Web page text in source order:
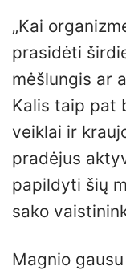
„Kai
prasidėti
mėšlungis ar
Kalis taip pat
veiklai ir
pradėjus
papildyti šių
sako
Magnio